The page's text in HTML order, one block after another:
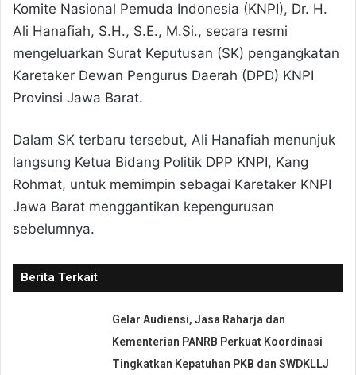
Komite Nasional Pemuda Indonesia (KNPI), Dr. H.
Ali Hanafiah, S.H., S.E., M.Si., secara resmi
mengeluarkan Surat Keputusan (SK) pengangkatan
Karetaker Dewan Pengurus Daerah (DPD) KNPI
Provinsi Jawa Barat.
Dalam SK terbaru tersebut, Ali Hanafiah menunjuk
langsung Ketua Bidang Politik DPP KNPI, Kang
Rohmat, untuk memimpin sebagai Karetaker KNPI
Jawa Barat menggantikan kepengurusan
sebelumnya.
Berita Terkait
Gelar Audiensi, Jasa Raharja dan
Kementerian PANRB Perkuat Koordinasi
Tingkatkan Kepatuhan PKB dan SWDKLLJ